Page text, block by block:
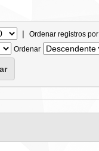
| Ordenar registros por
Ordenar